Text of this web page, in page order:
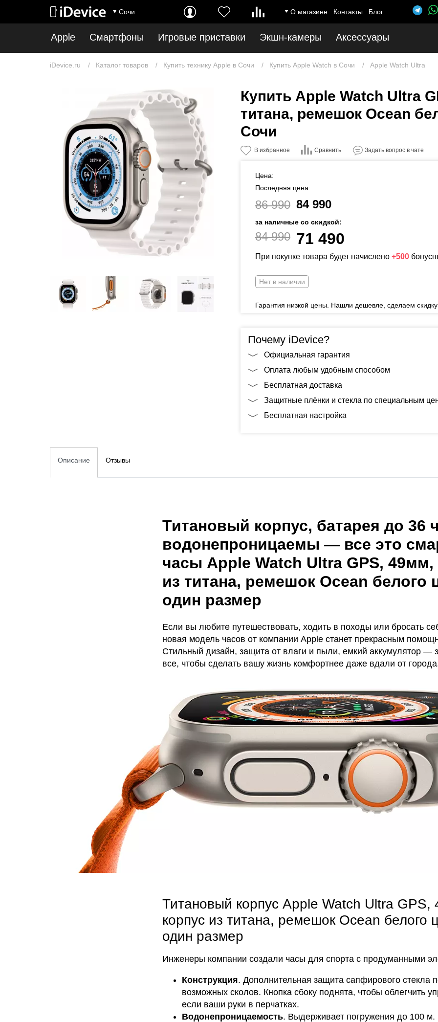
Сочи О магазине Контакты Блог
Apple Смартфоны Игровые приставки Экшн-камеры Аксессуары
iDevice.ru Каталог товаров Купить технику Apple в Сочи Купить Apple Watch в Сочи Apple Watch Ultra
Купить Apple Watch Ultra
титана, ремешок Ocean
Сочи
В избранное Сравнить Задать вопрос в чате
Цена:
Последняя цена:
86 990 84 990
за наличные со скидкой:
84 990 71 490
При покупке товара будет начислено +500
Нет в наличии
Гарантия низкой цены. Нашли дешевле, сделаем
Почему iDevice?
Официальная гарантия
Оплата любым удобным способом
Бесплатная доставка
Защитные плёнки и стекла по специальным
Бесплатная настройка
Описание Отзывы
Титановый корпус, батарея до 36
водонепроницаемы — все это
часы Apple Watch Ultra GPS, 49мм,
из титана, ремешок Ocean белого
один размер
Если вы любите путешествовать, ходить в походы или бросать
новая модель часов от компании Apple станет прекрасным
Стильный дизайн, защита от влаги и пыли, емкий аккумулятор —
все, чтобы сделать вашу жизнь комфортнее даже вдали от
Титановый корпус Apple Watch Ultra GPS,
корпус из титана, ремешок Ocean белого
один размер
Инженеры компании создали часы для спорта с продуманными
Конструкция. Дополнительная защита сапфирового стекла
возможных сколов. Кнопка сбоку поднята, чтобы облегчить
если ваши руки в перчатках.
Водонепроницаемость. Выдерживает погружения до 100 м.